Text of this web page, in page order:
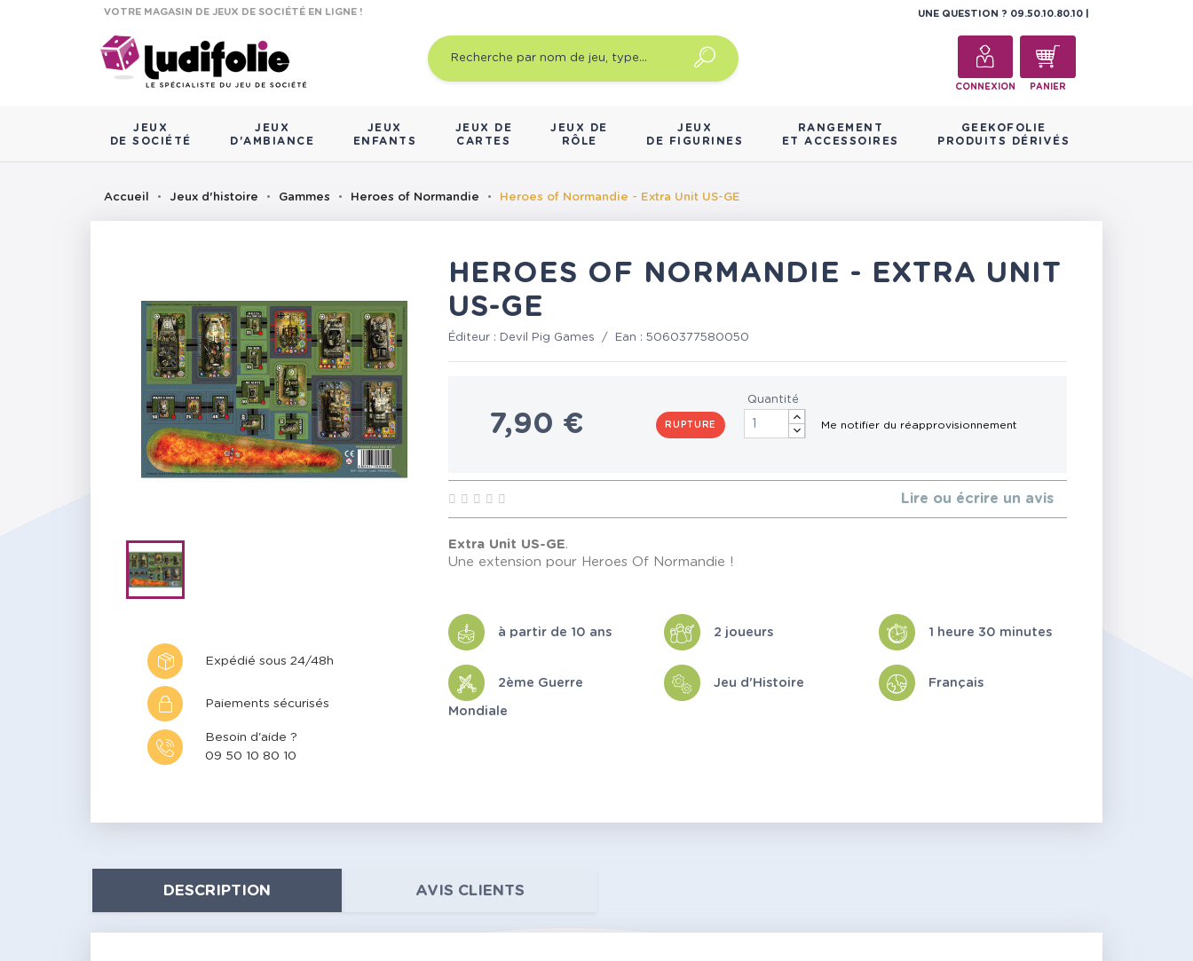
VOTRE MAGASIN DE JEUX DE SOCIÉTÉ EN LIGNE ! UNE QUESTION ? 09.50.10.80.10
CONNEXION PANIER
JEUX
DE SOCIÉTÉ
JEUX
D'AMBIANCE
JEUX
ENFANTS
JEUX DE
CARTES
JEUX DE
RÔLE
JEUX
DE FIGURINES
RANGEMENT
ET ACCESSOIRES
GEEKOFOLIE
PRODUITS DÉRIVÉS
Accueil Jeux d'histoire Gammes Heroes of Normandie Heroes of Normandie - Extra Unit US-GE
Expédié sous 24/48h
Paiements sécurisés
Besoin d'aide ?
09 50 10 80 10
HEROES OF NORMANDIE - EXTRA UNIT
US-GE
Éditeur : Devil Pig Games / Ean :5060377580050
7,90 € RUPTURE
Quantité
Lire ou écrire un avis
Extra Unit US-GE.
Une extension pour Heroes Of Normandie !
à partir de 10 ans 2 joueurs 1 heure 30 minutes
2ème Guerre
Mondiale
Jeu d'Histoire Français
DESCRIPTION AVIS CLIENTS